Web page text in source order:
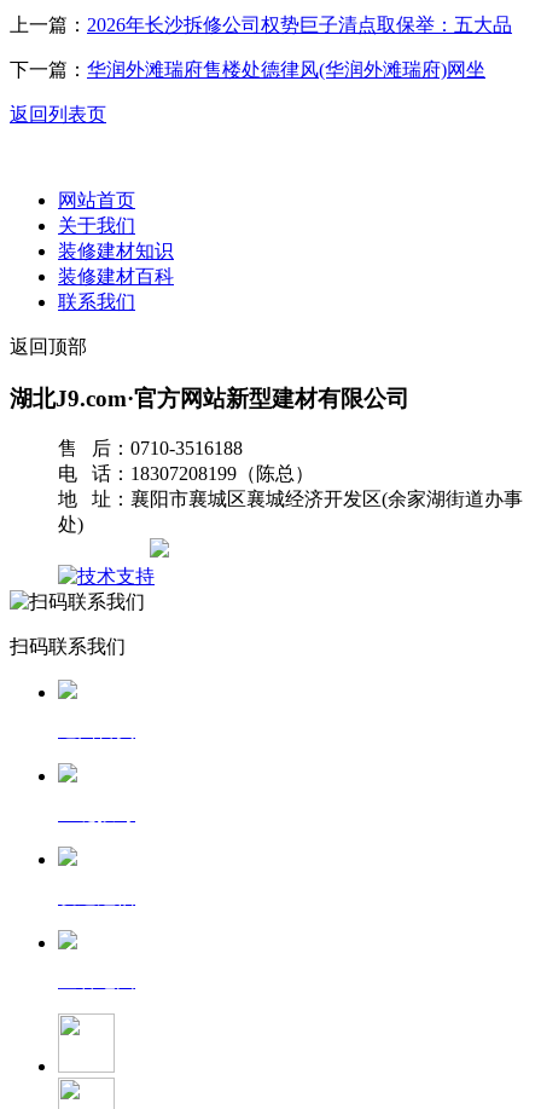
上一篇： 2026年长沙拆修公司权势巨子清点取保举：五大品
下一篇： 华润外滩瑞府售楼处德律风(华润外滩瑞府)网坐
返回列表页
网站首页
关于我们
装修建材知识
装修建材百科
联系我们
返回顶部
湖北J9.com·官方网站新型建材有限公司
售 后：0710-3516188
电 话：18307208199（陈总）
地 址：襄阳市襄城区襄城经济开发区(余家湖街道办事
处)
扫码联系我们